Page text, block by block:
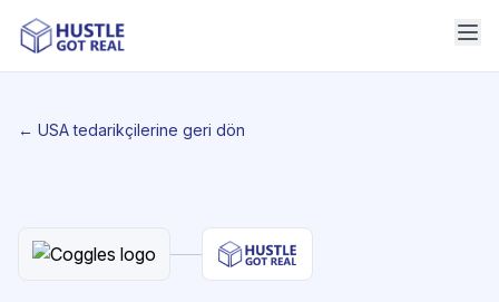
← USA tedarikçilerine geri dön